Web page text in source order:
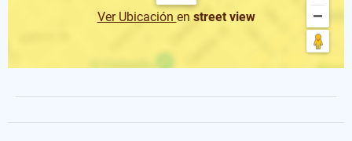
Ver Ubicación en street view